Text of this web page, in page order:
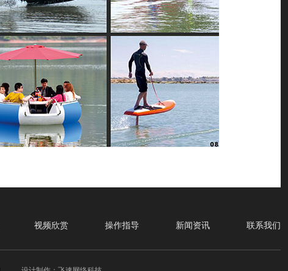
视频欣赏 操作指导 新闻资讯 联系我们